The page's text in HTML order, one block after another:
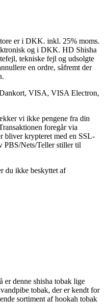
er i DKK. inkl. 25% moms.
og i DKK. HD Shisha
tekniske fejl og udsolgte
en ordre, såfremt der
VISA, VISA Electron,
vi ikke pengene fra din
foregår via
bliver krypteret med en SSL-
PBS/Nets/Teller stiller til
du ikke beskyttet af
er denne shisha tobak lige
tobak, der er kendt for
sortiment af hookah tobak